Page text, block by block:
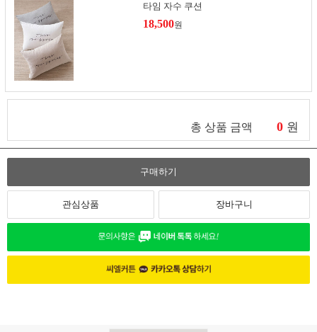
타임 자수 쿠션
18,500원
총 상품 금액 0 원
구매하기
관심상품 장바구니